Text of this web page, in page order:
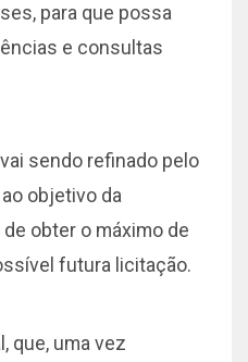
para que possa
e consultas
sendo refinado pelo
objetivo da
obter o máximo de
futura licitação.
que, uma vez